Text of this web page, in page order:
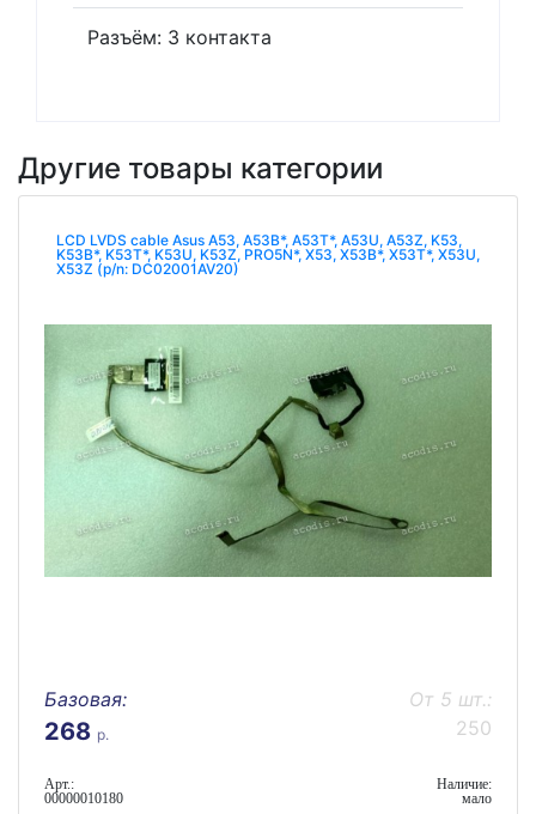
Разъём: 3 контакта
Другие товары категории
LCD LVDS cable Asus A53, A53B*, A53T*, A53U, A53Z, K53,
K53B*, K53T*, K53U, K53Z, PRO5N*, X53, X53B*, X53T*, X53U,
X53Z (p/n: DC02001AV20)
Базовая:
268 р.
От 5 шт.:
250
Арт.:
00000010180
Наличие:
мало